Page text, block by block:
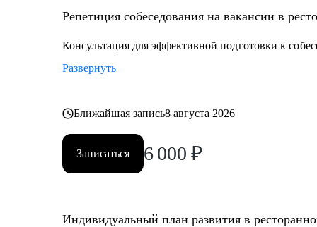
Кому могу помочь:
• Управляющим, Директорам и менеджерам
• Всем, кто хочет развиваться в сфере ресторанов
Репетиция собеседования на вакансии в
Консультация для эффективной подготовки к
Развернуть
Ближайшая запись8 августа 2026
Записаться 6 000 ₽
Индивидуальный план развития в